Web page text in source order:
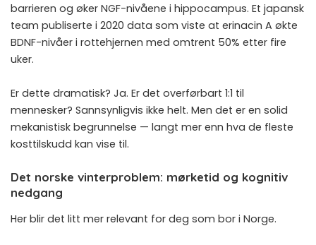
barrieren og øker NGF-nivåene i hippocampus. Et japansk
team publiserte i 2020 data som viste at erinacin A økte
BDNF-nivåer i rottehjernen med omtrent 50% etter fire
uker.
Er dette dramatisk? Ja. Er det overførbart 1:1 til
mennesker? Sannsynligvis ikke helt. Men det er en solid
mekanistisk begrunnelse — langt mer enn hva de fleste
kosttilskudd kan vise til.
Det norske vinterproblem: mørketid og kognitiv
nedgang
Her blir det litt mer relevant for deg som bor i Norge.